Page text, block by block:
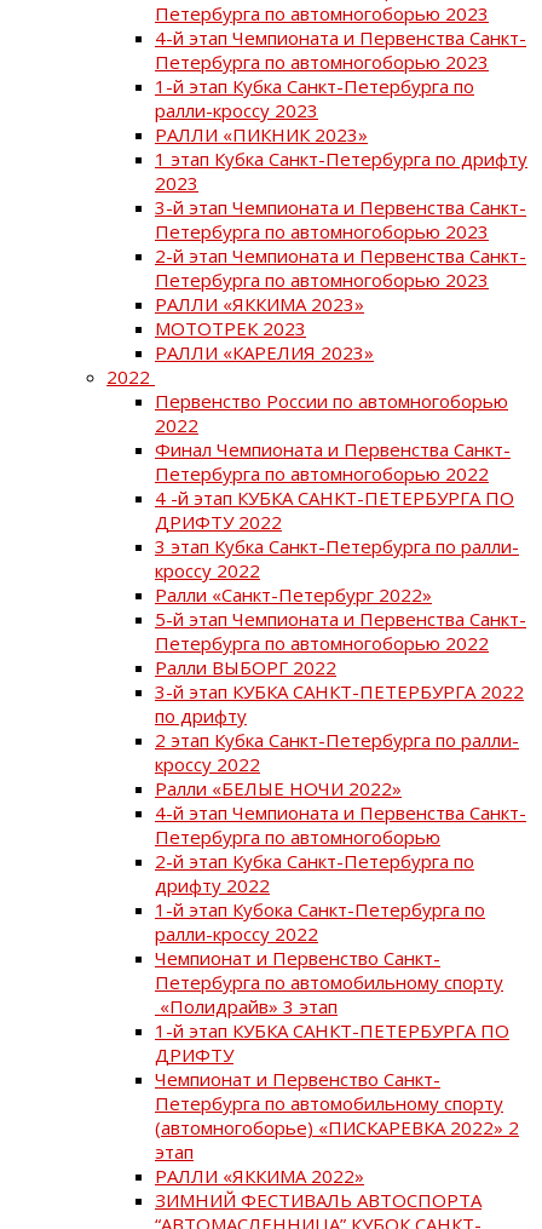
Петербурга по автомногоборью 2023
4-й этап Чемпионата и Первенства Санкт-
Петербурга по автомногоборью 2023
1-й этап Кубка Санкт-Петербурга по
ралли-кроссу 2023
РАЛЛИ «ПИКНИК 2023»
1 этап Кубка Санкт-Петербурга по дрифту
2023
3-й этап Чемпионата и Первенства Санкт-
Петербурга по автомногоборью 2023
2-й этап Чемпионата и Первенства Санкт-
Петербурга по автомногоборью 2023
РАЛЛИ «ЯККИМА 2023»
МОТОТРЕК 2023
РАЛЛИ «КАРЕЛИЯ 2023»
2022
Первенство России по автомногоборью
2022
Финал Чемпионата и Первенства Санкт-
Петербурга по автомногоборью 2022
4 -й этап КУБКА САНКТ-ПЕТЕРБУРГА ПО
ДРИФТУ 2022
3 этап Кубка Санкт-Петербурга по ралли-
кроссу 2022
Ралли «Санкт-Петербург 2022»
5-й этап Чемпионата и Первенства Санкт-
Петербурга по автомногоборью 2022
Ралли ВЫБОРГ 2022
3-й этап КУБКА САНКТ-ПЕТЕРБУРГА 2022
по дрифту
2 этап Кубка Санкт-Петербурга по ралли-
кроссу 2022
Ралли «БЕЛЫЕ НОЧИ 2022»
4-й этап Чемпионата и Первенства Санкт-
Петербурга по автомногоборью
2-й этап Кубка Санкт-Петербурга по
дрифту 2022
1-й этап Кубока Санкт-Петербурга по
ралли-кроссу 2022
Чемпионат и Первенство Санкт-
Петербурга по автомобильному спорту
«Полидрайв» 3 этап
1-й этап КУБКА САНКТ-ПЕТЕРБУРГА ПО
ДРИФТУ
Чемпионат и Первенство Санкт-
Петербурга по автомобильному спорту
(автомногоборье) «ПИСКАРЕВКА 2022» 2
этап
РАЛЛИ «ЯККИМА 2022»
ЗИМНИЙ ФЕСТИВАЛЬ АВТОСПОРТА
“АВТОМАСЛЕННИЦА” КУБОК САНКТ-